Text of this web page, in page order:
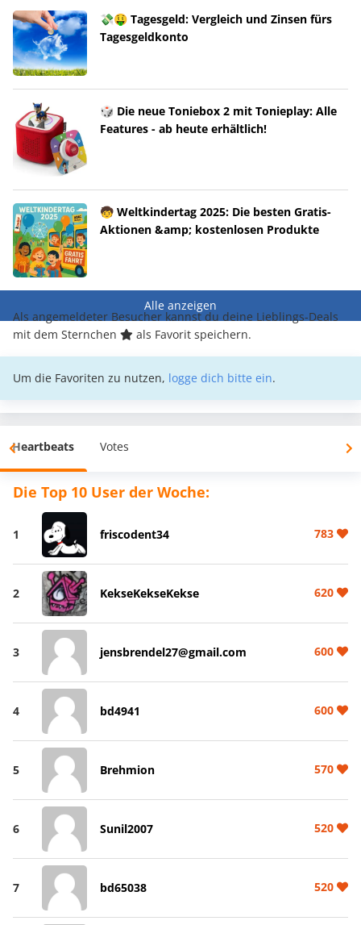
💸🤑 Tagesgeld: Vergleich und Zinsen fürs
Tagesgeldkonto
🎲 Die neue Toniebox 2 mit Tonieplay: Alle
Features - ab heute erhältlich!
🧒 Weltkindertag 2025: Die besten Gratis-
Aktionen &amp; kostenlosen Produkte
Alle anzeigen
Als angemeldeter Besucher kannst du deine Lieblings-Deals
mit dem Sternchen
als Favorit speichern.
Um die Favoriten zu nutzen, logge dich bitte ein.
Heartbeats Votes
Die Top 10 User der Woche:
1 friscodent34 783
2 KekseKekseKekse 620
3 jensbrendel27@gmail.com 600
4 bd4941 600
5 Brehmion 570
6 Sunil2007 520
7 bd65038 520